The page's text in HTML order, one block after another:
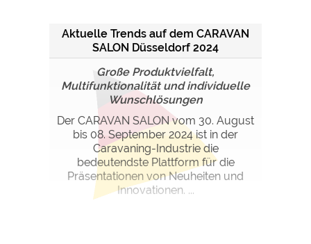
Aktuelle Trends auf dem CARAVAN
SALON Düsseldorf 2024
Große Produktvielfalt,
Multifunktionalität und individuelle
Wunschlösungen
Der CARAVAN SALON vom 30. August
bis 08. September 2024 ist in der
Caravaning-Industrie die
bedeutendste Plattform für die
Präsentationen von Neuheiten und
Innovationen. ...